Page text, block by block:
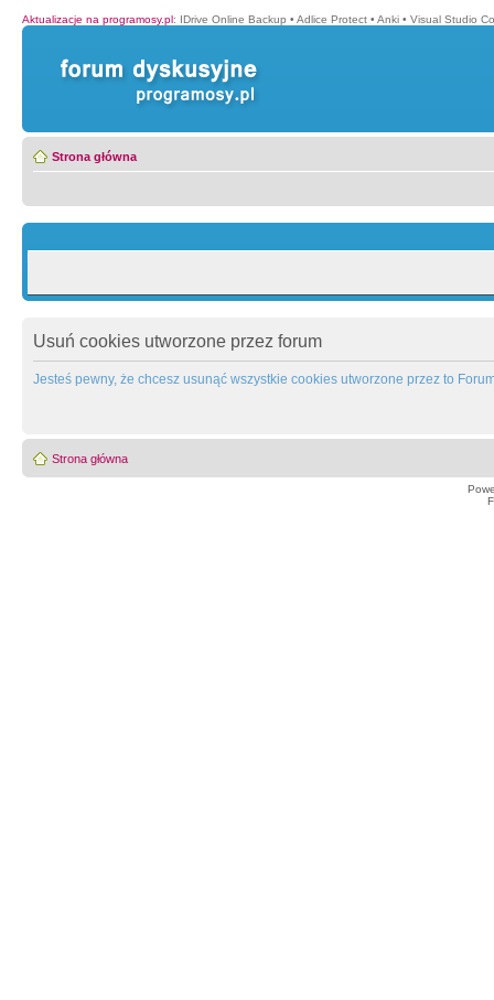
Aktualizacje na programosy.pl: IDrive Online Backup • Adlice Protect • Anki • Visual Studio
Strona główna
Usuń cookies utworzone przez forum
Jesteś pewny, że chcesz usunąć wszystkie cookies utworzone przez to
Strona główna